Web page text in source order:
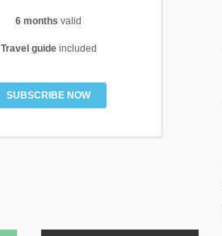
6 months valid
Travel guideincluded
SUBSCRIBE NOW